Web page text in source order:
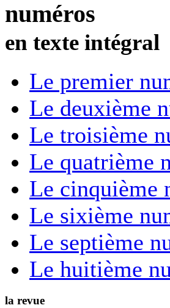
numéros
en texte intégral
Le premier
Le deuxième
Le troisième
Le quatrième
Le cinquième
Le sixième
Le septième
Le huitième
la revue